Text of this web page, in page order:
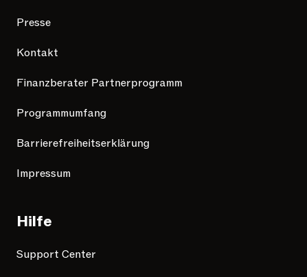
Presse
Kontakt
Finanzberater Partnerprogramm
Programmumfang
Barrierefreiheitserklärung
Impressum
Hilfe
Support Center